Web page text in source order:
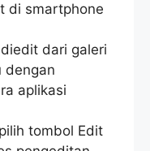
di smartphone
dari galeri
dengan
aplikasi
tombol Edit